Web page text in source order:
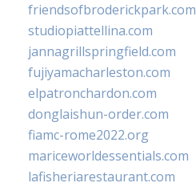
friendsofbroderickpark.com
studiopiattellina.com
jannagrillspringfield.com
fujiyamacharleston.com
elpatronchardon.com
donglaishun-order.com
fiamc-rome2022.org
mariceworldessentials.com
lafisheriarestaurant.com